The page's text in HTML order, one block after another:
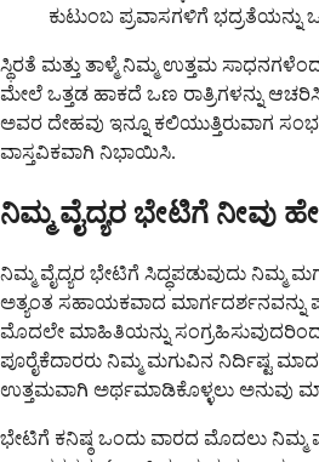
ಕುಟುಂಬ ಪ್ರವಾಸಗಳಿಗೆ ಭದ್ರತೆಯನ್ನು
ಸ್ಥಿರತೆ ಮತ್ತು ತಾಳ್ಮೆ ನಿಮ್ಮ ಉತ್ತಮ
ಮೇಲೆ ಒತ್ತಡ ಹಾಕದೆ ಒಣ ರಾತ್ರಿಗಳನ್ನು ಆಚರಿಸಿ
ಅವರ ದೇಹವು ಇನ್ನೂ ಕಲಿಯುತ್ತಿರುವಾಗ
ವಾಸ್ತವಿಕವಾಗಿ ನಿಭಾಯಿಸಿ.
ನಿಮ್ಮ ವೈದ್ಯರ ಭೇಟಿಗೆ ನೀವು
ನಿಮ್ಮ ವೈದ್ಯರ ಭೇಟಿಗೆ ಸಿದ್ಧಪಡುವುದು ನಿಮ್ಮ
ಅತ್ಯಂತ ಸಹಾಯಕವಾದ
ಮೊದಲೇ ಮಾಹಿತಿಯನ್ನು ಸಂಗ್ರಹಿಸುವುದರಿಂದ
ಪೂರೈಕೆದಾರರು ನಿಮ್ಮ ಮಗುವಿನ ನಿರ್ದಿಷ್ಟ
ಉತ್ತಮವಾಗಿ ಅರ್ಥಮಾಡಿಕೊಳ್ಳಲು ಅನುವು
ಭೇಟಿಗೆ ಕನಿಷ್ಠ ಒಂದು ವಾರದ ಮೊದಲು ನಿಮ್ಮ